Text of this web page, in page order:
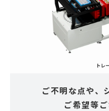
ご不明な点や、
ご希望等